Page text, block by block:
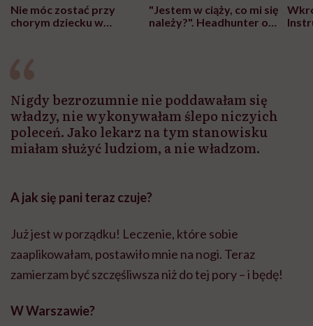
Nie móc zostać przy
chorym dziecku w
"Jestem w ciąży, co mi się
należy?". Headhunter o
Nigdy bezrozumnie nie poddawałam się
władzy, nie wykonywałam ślepo niczyich
poleceń. Jako lekarz na tym stanowisku
miałam służyć ludziom, a nie władzom.
A jak się pani teraz czuje?
Już jest w porządku! Leczenie, które sobie
zaaplikowałam, postawiło mnie na nogi. Teraz
zamierzam być szczęśliwsza niż do tej pory – i będę!
W Warszawie?